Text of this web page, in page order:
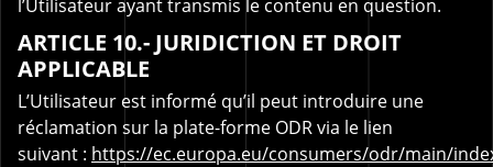
l’Utilisateur ayant transmis le contenu en question.
ARTICLE 10.- JURIDICTION ET DROIT
APPLICABLE
L’Utilisateur est informé qu’il peut introduire une
réclamation sur la plate-forme ODR via le lien
suivant : https://ec.europa.eu/consumers/odr/main/